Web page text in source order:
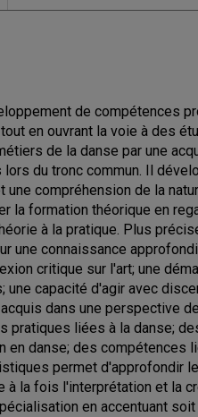
de compétences
en ouvrant la voie à des
de la danse par une
du tronc commun. Il
une compréhension de la
la formation théorique en
à la pratique. Plus
une connaissance
critique sur l'art; une
une capacité d'agir avec
dans une perspective
pratiques liées à la danse;
en danse; des compétences
permet d'approfondir
à la fois l'interprétation et la
en accentuant